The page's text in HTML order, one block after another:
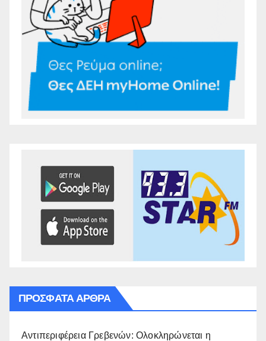
ΠΡΌΣΦΑΤΑ ΆΡΘΡΑ
Αντιπεριφέρεια Γρεβενών: Ολοκληρώνεται η